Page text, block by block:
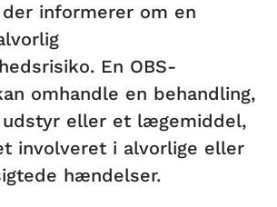
informerer om en
En OBS-
omhandle en behandling,
eller et lægemiddel,
involveret i alvorlige eller
hændelser.